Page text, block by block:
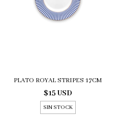
PLATO ROYAL STRIPES 17CM
$15 USD
SIN STOCK